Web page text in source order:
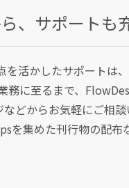
、サポートも
を活かしたサポートは
務に至るまで、
どからお気軽にご相
を集めた刊行物の配布